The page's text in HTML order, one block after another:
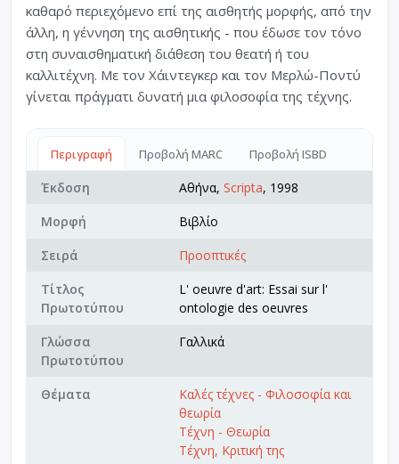
καθαρό περιεχόμενο επί της αισθητής μορφής, από την
άλλη, η γέννηση της αισθητικής - που έδωσε τον τόνο
στη συναισθηματική διάθεση του θεατή ή του
καλλιτέχνη. Με τον Χάιντεγκερ και τον Μερλώ-Ποντύ
γίνεται πράγματι δυνατή μια φιλοσοφία της τέχνης.
Περιγραφή Προβολή MARC Προβολή ISBD
Έκδοση Αθήνα, Scripta, 1998
Μορφή
Βιβλίο
Σειρά
Προοπτικές
Τίτλος
Πρωτοτύπου
L' oeuvre d'art: Essai sur l'
ontologie des oeuvres
Γλώσσα
Πρωτοτύπου
Γαλλικά
Θέματα
Καλές τέχνες - Φιλοσοφία και
θεωρία
Τέχνη - Θεωρία
Τέχνη, Κριτική της